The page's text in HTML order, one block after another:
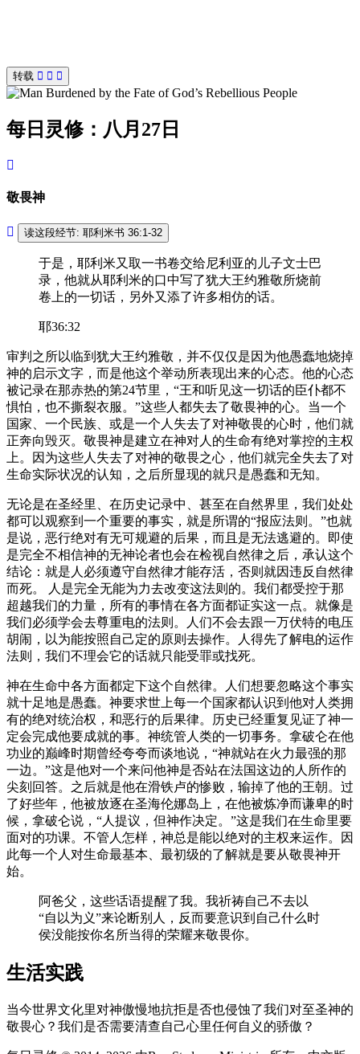
转载
每日灵修：八月27日
敬畏神
读这段经节: 耶利米书 36:1-32
于是，耶利米又取一书卷交给尼利亚的儿子文士巴
录，他就从耶利米的口中写了犹大王约雅敬所烧前
卷上的一切话，另外又添了许多相仿的话。
耶36:32
审判之所以临到犹大王约雅敬，并不仅仅是因为他愚蠢地烧掉
神的启示文字，而是他这个举动所表现出来的心态。他的心态
被记录在那赤热的第24节里，“王和听见这一切话的臣仆都不
惧怕，也不撕裂衣服。”这些人都失去了敬畏神的心。当一个
国家、一个民族、或是一个人失去了对神敬畏的心时，他们就
正奔向毁灭。敬畏神是建立在神对人的生命有绝对掌控的主权
上。因为这些人失去了对神的敬畏之心，他们就完全失去了对
生命实际状况的认知，之后所显现的就只是愚蠢和无知。
无论是在圣经里、在历史记录中、甚至在自然界里，我们处处
都可以观察到一个重要的事实，就是所谓的“报应法则。”也就
是说，恶行绝对有无可规避的后果，而且是无法逃避的。即使
是完全不相信神的无神论者也会在检视自然律之后，承认这个
结论：就是人必须遵守自然律才能存活，否则就因违反自然律
而死。 人是完全无能为力去改变这法则的。我们都受控于那
超越我们的力量，所有的事情在各方面都证实这一点。就像是
我们必须学会去尊重电的法则。人们不会去跟一万伏特的电压
胡闹，以为能按照自己定的原则去操作。人得先了解电的运作
法则，我们不理会它的话就只能受罪或找死。
神在生命中各方面都定下这个自然律。人们想要忽略这个事实
就十足地是愚蠢。神要求世上每一个国家都认识到他对人类拥
有的绝对统治权，和恶行的后果律。历史已经重复见证了神一
定会完成他要成就的事。神统管人类的一切事务。拿破仑在他
功业的巅峰时期曾经夸夸而谈地说，“神就站在火力最强的那
一边。”这是他对一个来问他神是否站在法国这边的人所作的
尖刻回答。之后就是他在滑铁卢的惨败，输掉了他的王朝。过
了好些年，他被放逐在圣海伦娜岛上，在他被炼净而谦卑的时
候，拿破仑说，“人提议，但神作决定。”这是我们在生命里要
面对的功课。不管人怎样，神总是能以绝对的主权来运作。因
此每一个人对生命最基本、最初级的了解就是要从敬畏神开
始。
阿爸父，这些话语提醒了我。我祈祷自己不去以
“自以为义”来论断别人，反而要意识到自己什么时
侯没能按你名所当得的荣耀来敬畏你。
生活实践
当今世界文化里对神傲慢地抗拒是否也侵蚀了我们对至圣神的
敬畏心？我们是否需要清查自己心里任何自义的骄傲？